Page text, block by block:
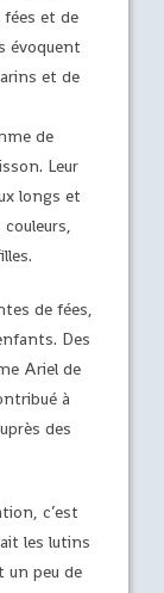
et de
évoquent
et de
de
Leur
longs et
de fées,
Des
Ariel de
à
des
c’est
les lutins
un peu de